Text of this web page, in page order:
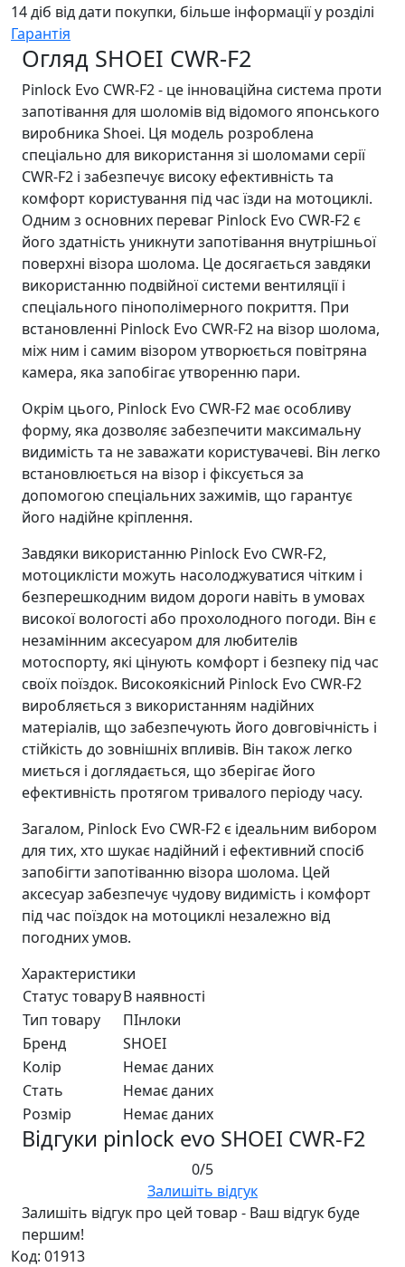
14 діб від дати покупки, більше інформації у розділі
Гарантія
Огляд SHOEI CWR-F2
Pinlock Evo CWR-F2 - це інноваційна система проти
запотівання для шоломів від відомого японського
виробника Shoei. Ця модель розроблена
спеціально для використання зі шоломами серії
CWR-F2 і забезпечує високу ефективність та
комфорт користування під час їзди на мотоциклі.
Одним з основних переваг Pinlock Evo CWR-F2 є
його здатність уникнути запотівання внутрішньої
поверхні візора шолома. Це досягається завдяки
використанню подвійної системи вентиляції і
спеціального пінополімерного покриття. При
встановленні Pinlock Evo CWR-F2 на візор шолома,
між ним і самим візором утворюється повітряна
камера, яка запобігає утворенню пари.
Окрім цього, Pinlock Evo CWR-F2 має особливу
форму, яка дозволяє забезпечити максимальну
видимість та не заважати користувачеві. Він легко
встановлюється на візор і фіксується за
допомогою спеціальних зажимів, що гарантує
його надійне кріплення.
Завдяки використанню Pinlock Evo CWR-F2,
мотоциклісти можуть насолоджуватися чітким і
безперешкодним видом дороги навіть в умовах
високої вологості або прохолодного погоди. Він є
незамінним аксесуаром для любителів
мотоспорту, які цінують комфорт і безпеку під час
своїх поїздок. Високоякісний Pinlock Evo CWR-F2
виробляється з використанням надійних
матеріалів, що забезпечують його довговічність і
стійкість до зовнішніх впливів. Він також легко
миється і доглядається, що зберігає його
ефективність протягом тривалого періоду часу.
Загалом, Pinlock Evo CWR-F2 є ідеальним вибором
для тих, хто шукає надійний і ефективний спосіб
запобігти запотіванню візора шолома. Цей
аксесуар забезпечує чудову видимість і комфорт
під час поїздок на мотоциклі незалежно від
погодних умов.
Характеристики
Статус товаруВ наявності
Тип товару
ПІнлоки
Бренд
SHOEI
Колір
Немає даних
Стать
Немає даних
Розмір
Немає даних
Відгуки pinlock evo SHOEI CWR-F2
0/5
Залишіть відгук
Залишіть відгук про цей товар - Ваш відгук буде
першим!
Код: 01913